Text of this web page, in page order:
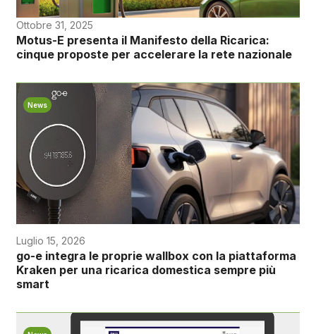
Ottobre 31, 2025
Motus-E presenta il Manifesto della Ricarica:
cinque proposte per accelerare la rete nazionale
News
Luglio 15, 2026
go-e integra le proprie wallbox con la piattaforma
Kraken per una ricarica domestica sempre più
smart